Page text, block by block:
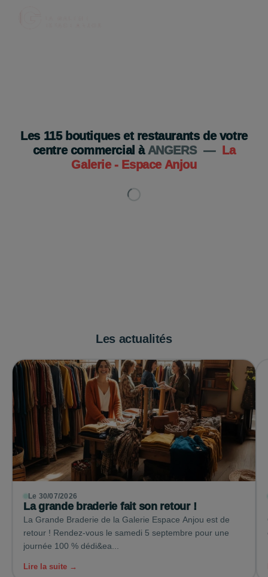
Je découvre
Les 115boutiques et restaurants de votre
centre commercial à ANGERS —
La
Galerie - Espace Anjou
Les actualités
Le 30/07/2026
La grande braderie fait son retour !
La Grande Braderie de la Galerie Espace Anjou est de
retour ! Rendez-vous le samedi 5 septembre pour une
journée 100 % dédi&ea...
Lire la suite →